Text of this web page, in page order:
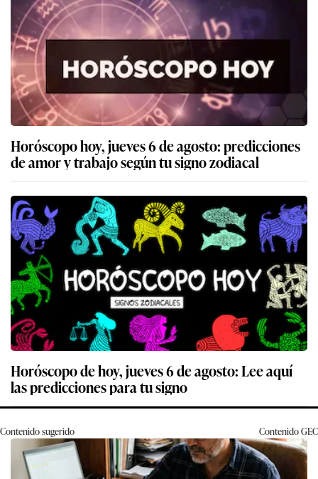
Horóscopo hoy, jueves 6 de agosto: predicciones
de amor y trabajo según tu signo zodiacal
Horóscopo de hoy, jueves 6 de agosto: Lee aquí
las predicciones para tu signo
Contenido sugerido ContenidoGEC